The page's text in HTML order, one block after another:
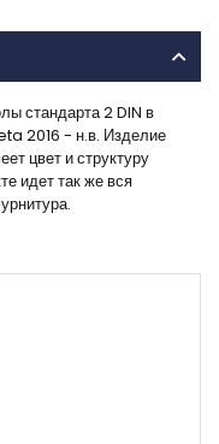
стандарта 2 DIN в
2016 - н.в. Изделие
цвет и структуру
идет так же вся